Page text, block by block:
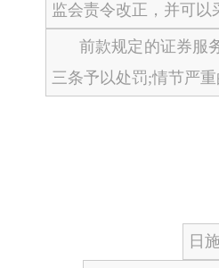
监会责令改正，并可
前款规定的证券服务
三条予以处罚;情节严
日